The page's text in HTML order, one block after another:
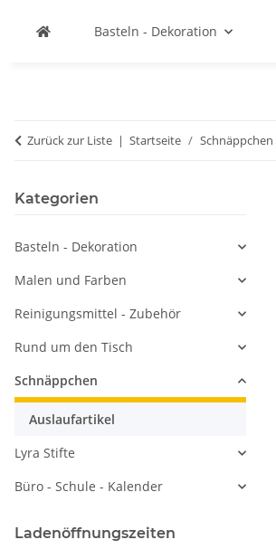
Basteln - Dekoration
Zurück zur Liste Startseite Schnäppchen
Kategorien
Basteln - Dekoration
Malen und Farben
Reinigungsmittel - Zubehör
Rund um den Tisch
Schnäppchen
Auslaufartikel
Lyra Stifte
Büro - Schule - Kalender
Ladenöffnungszeiten